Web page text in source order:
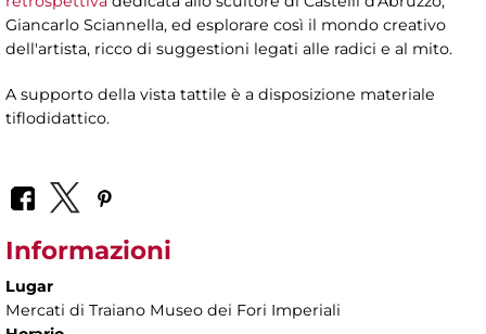
Giancarlo Sciannella, ed esplorare così il mondo creativo
dell'artista, ricco di suggestioni legati alle radici e al mito.
A supporto della vista tattile è a disposizione materiale
tiflodidattico.
Informazioni
Lugar
Mercati di Traiano Museo dei Fori Imperiali